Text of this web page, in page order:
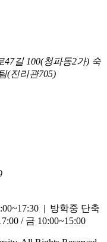
길 100(청파동2가) 숙
(진리관705)
| 방학중 단축
/ 금 10:00~15:00